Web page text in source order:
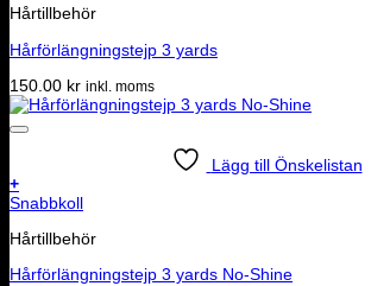
Hårtillbehör
Hårförlängningstejp 3 yards
150.00 kr inkl. moms
Lägg till Önskelistan
+
Snabbkoll
Hårtillbehör
Hårförlängningstejp 3 yards No-Shine